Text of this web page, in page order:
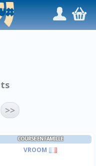
/,
>>
COURSE EN FAMILLE
VROOM